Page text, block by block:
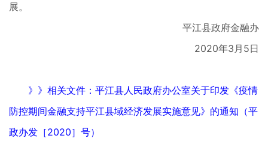
展。
平江县政府金融办
2020年3月5日
》》相关文件：平江县人民政府办公室关于印发《疫情
防控期间金融支持平江县域经济发展实施意见》的通知（平
政办发［2020］号）